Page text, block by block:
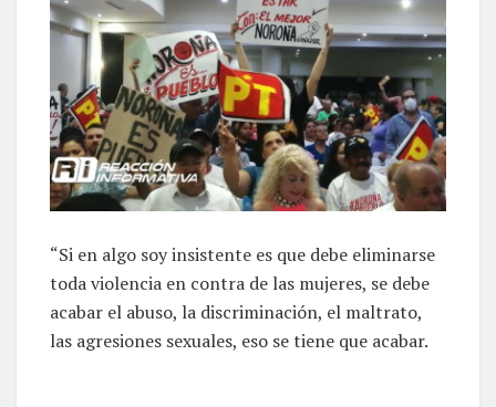
“Si en algo soy insistente es que debe eliminarse
toda violencia en contra de las mujeres, se debe
acabar el abuso, la discriminación, el maltrato,
las agresiones sexuales, eso se tiene que acabar.